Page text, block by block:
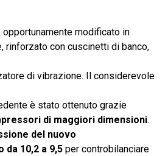
opportunamente modificato in
rinforzato con cuscinetti di banco,
di vibrazione. Il considerevole
è stato ottenuto grazie
di maggiori dimensioni.
del nuovo
10,2 a 9,5 per controbilanciare